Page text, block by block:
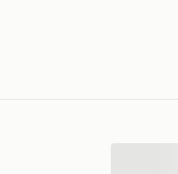
ontwerp stimuleert niet